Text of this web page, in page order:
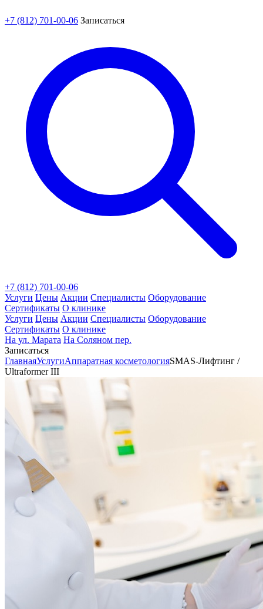
+7 (812) 701-00-06 Записаться
+7 (812) 701-00-06
Услуги Цены Акции Специалисты Оборудование
Сертификаты О клинике
Услуги Цены Акции Специалисты Оборудование
Сертификаты О клинике
На ул. Марата На Соляном пер.
Записаться
ГлавнаяУслугиАппаратная косметологияSMAS-Лифтинг /
Ultraformer III